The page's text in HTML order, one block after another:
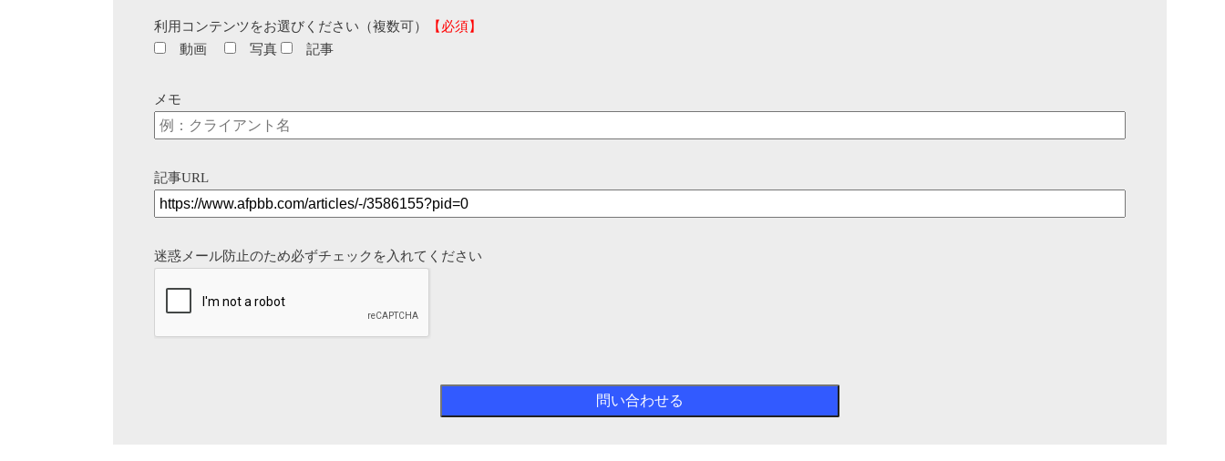
利用コンテンツをお選びください（複数可）
【必須】
動画
写真 記事
メモ
記事URL
迷惑メール防止のため必ずチェックを入れてください